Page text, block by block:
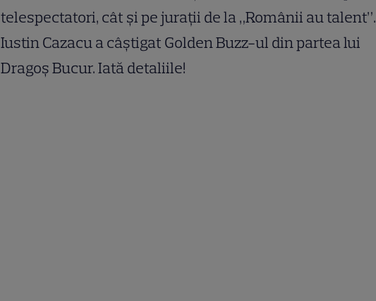
telespectatori, cât și pe jurații de la „Românii au talent”.
Iustin Cazacu a câștigat Golden Buzz-ul din partea lui
Dragoș Bucur. Iată detaliile!